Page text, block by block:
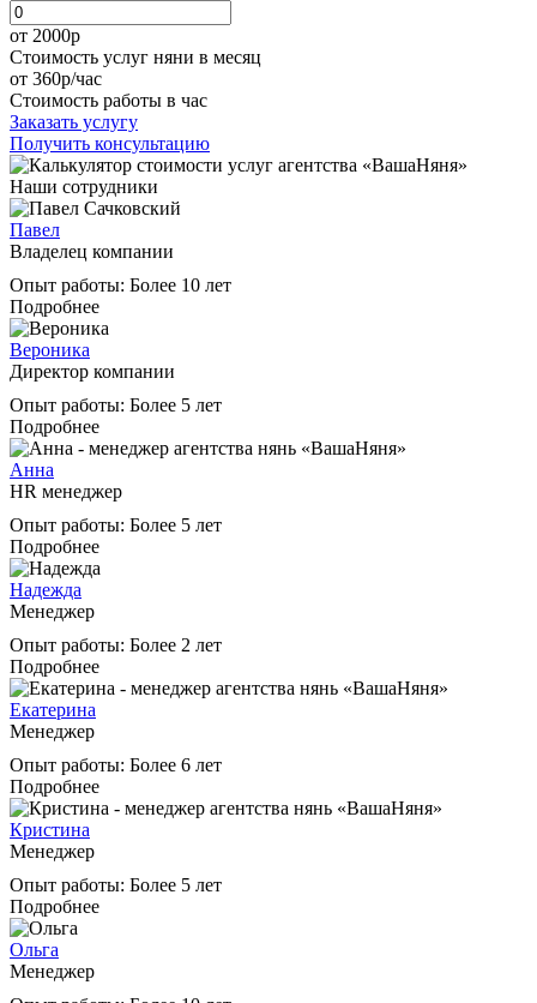
от 2000р
Стоимость услуг няни в месяц
от 360р/час
Стоимость работы в час
Заказать услугу
Получить консультацию
Наши сотрудники
Павел
Владелец компании
Опыт работы: Более 10 лет
Подробнее
Вероника
Директор компании
Опыт работы: Более 5 лет
Подробнее
Анна
HR менеджер
Опыт работы: Более 5 лет
Подробнее
Надежда
Менеджер
Опыт работы: Более 2 лет
Подробнее
Екатерина
Менеджер
Опыт работы: Более 6 лет
Подробнее
Кристина
Менеджер
Опыт работы: Более 5 лет
Подробнее
Ольга
Менеджер